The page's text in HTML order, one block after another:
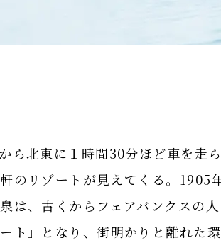
ら北東に１時間30分ほど車を走
のリゾートが見えてくる。1905
は、古くからフェアバンクスの
ート」となり、街明かりと離れた